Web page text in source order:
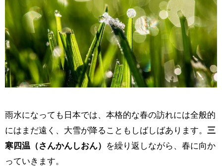
雨水になっても日本では、本格的な春の訪れには全般的
にはまだ遠く、大雪が降ることもしばしばあります。 三
寒四温（さんかんしおん）
を繰り返しながら、春に向か
っていきます。